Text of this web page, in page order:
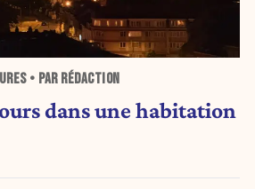
• PAR RÉDACTION
dans une habitation